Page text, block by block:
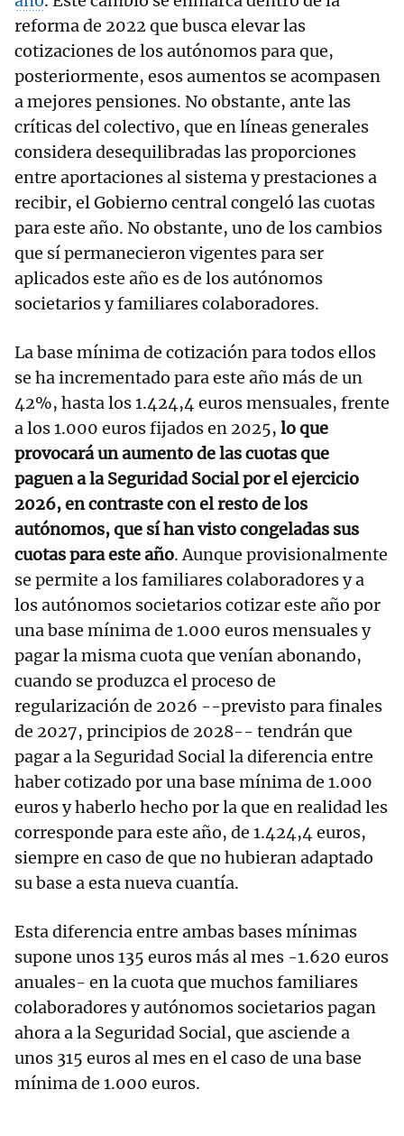
reforma de 2022 que busca elevar las
cotizaciones de los autónomos para que,
posteriormente, esos aumentos se acompasen
a mejores pensiones. No obstante, ante las
críticas del colectivo, que en líneas generales
considera desequilibradas las proporciones
entre aportaciones al sistema y prestaciones a
recibir, el Gobierno central congeló las cuotas
para este año. No obstante, uno de los cambios
que sí permanecieron vigentes para ser
aplicados este año es de los autónomos
societarios y familiares colaboradores.
La base mínima de cotización para todos ellos
se ha incrementado para este año más de un
42%, hasta los 1.424,4 euros mensuales, frente
a los 1.000 euros fijados en 2025, lo que
provocará un aumento de las cuotas que
paguen a la Seguridad Social por el ejercicio
2026, en contraste con el resto de los
autónomos, que sí han visto congeladas sus
cuotas para este año. Aunque provisionalmente
se permite a los familiares colaboradores y a
los autónomos societarios cotizar este año por
una base mínima de 1.000 euros mensuales y
pagar la misma cuota que venían abonando,
cuando se produzca el proceso de
regularización de 2026 --previsto para finales
de 2027, principios de 2028-- tendrán que
pagar a la Seguridad Social la diferencia entre
haber cotizado por una base mínima de 1.000
euros y haberlo hecho por la que en realidad les
corresponde para este año, de 1.424,4 euros,
siempre en caso de que no hubieran adaptado
su base a esta nueva cuantía.
Esta diferencia entre ambas bases mínimas
supone unos 135 euros más al mes -1.620 euros
anuales- en la cuota que muchos familiares
colaboradores y autónomos societarios pagan
ahora a la Seguridad Social, que asciende a
unos 315 euros al mes en el caso de una base
mínima de 1.000 euros.